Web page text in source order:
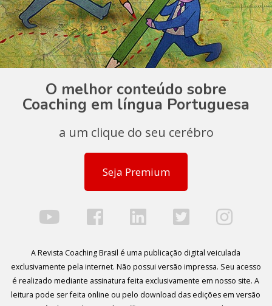
O melhor conteúdo sobre
Coaching em língua Portuguesa
a um clique do seu cerébro
Seja Premium
A Revista Coaching Brasil é uma publicação digital veiculada
exclusivamente pela internet. Não possui versão impressa. Seu acesso
é realizado mediante assinatura feita exclusivamente em nosso site. A
leitura pode ser feita online ou pelo download das edições em versão